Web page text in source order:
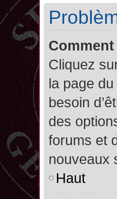
Cliquez
la page
besoin
des
forums et
nouveaux
Haut